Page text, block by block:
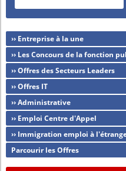
›› Entreprise à la une
›› Les Concours de la fonction
›› Offres des Secteurs Leaders
›› Offres IT
›› Administrative
›› Emploi Centre d'Appel
›› Immigration emploi à
Parcourir les Offres